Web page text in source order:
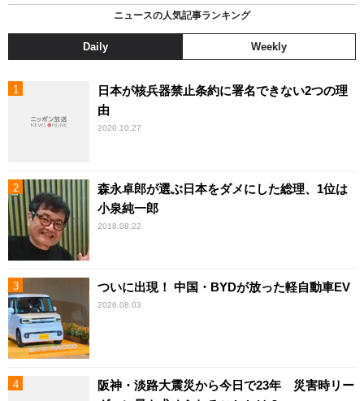
ニュースの人気記事ランキング
Daily Weekly
日本が核兵器禁止条約に署名できない2つの理
由
2020.10.27
森永卓郎が選ぶ日本をダメにした総理、1位は
小泉純一郎
2018.08.22
ついに出現！ 中国・BYDが放った軽自動車EV
2026.08.03
阪神・淡路大震災から今日で23年 災害時リー